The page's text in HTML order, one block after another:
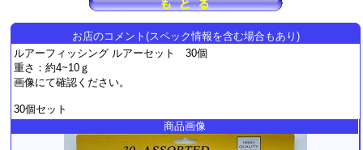
お店のコメント(スペック情報を含む場合もあり)
ルアーフィッシング ルアーセット 30個
重さ：約4~10ｇ
画像にて確認ください。
30個セット
商品画像